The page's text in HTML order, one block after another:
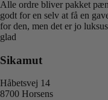
Alle ordre bliver pakket
godt for en selv at få en
for den, men det er jo
glad
Sikamut
Håbetsvej 14
8700 Horsens